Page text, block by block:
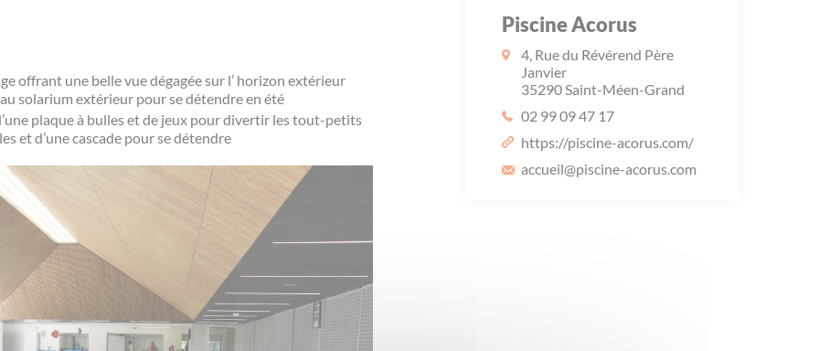
offrant une belle vue dégagée sur l’ horizon extérieur
solarium extérieur pour se détendre en été
plaque à bulles et de jeux pour divertir les tout-petits
et d’une cascade pour se détendre
Piscine Acorus
4, Rue du Révérend Père
Janvier
35290 Saint-Méen-Grand
02 99 09 47 17
https://piscine-acorus.com/
accueil@piscine-acorus.com